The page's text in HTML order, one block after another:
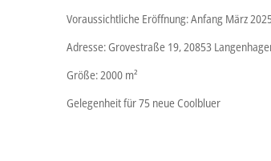
Voraussichtliche Eröffnung: Anfang März
Adresse: Grovestraße 19, 20853
Größe: 2000 m²
Gelegenheit für 75 neue Coolbluer